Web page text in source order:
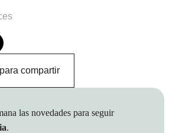
compartir
las novedades para seguir
.